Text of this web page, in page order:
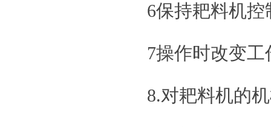
6保持耙料机
7操作时改变
8.对耙料机的